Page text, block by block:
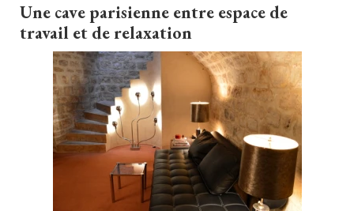
grâce à un lambris en bois vieilli.
Une cave parisienne entre espace de
travail et de relaxation